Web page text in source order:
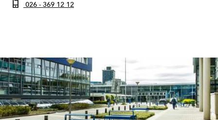
026 - 369 12 12